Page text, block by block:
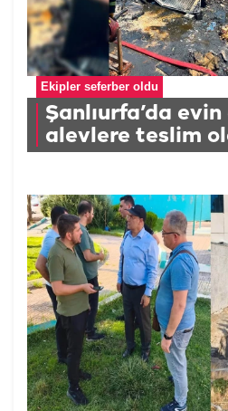
Ekipler seferber oldu
Şanlıurfa’da evin
alevlere teslim